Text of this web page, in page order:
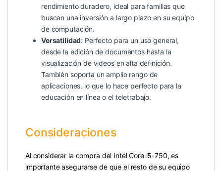
rendimiento duradero, ideal para familias que
buscan una inversión a largo plazo en su equipo
de computación.
Versatilidad: Perfecto para un uso general,
desde la edición de documentos hasta la
visualización de videos en alta definición.
También soporta un amplio rango de
aplicaciones, lo que lo hace perfecto para la
educación en línea o el teletrabajo.
Consideraciones
Al considerar la compra del Intel Core i5-750, es
importante asegurarse de que el resto de su equipo